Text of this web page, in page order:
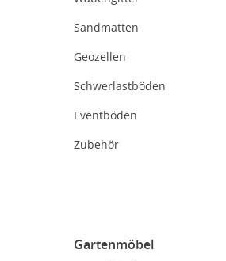
Sandmatten
Geozellen
Schwerlastböden
Eventböden
Zubehör
Gartenmöbel